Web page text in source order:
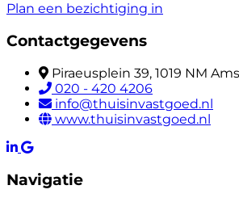
Plan een bezichtiging in
Contactgegevens
Piraeusplein 39, 1019 NM
020 - 420 4206
info@thuisinvastgoed.nl
www.thuisinvastgoed.nl
Navigatie